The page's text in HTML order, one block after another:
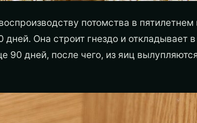
потомства в пятилетнем
Она строит гнездо и откладывает в
90 дней, после чего, из яиц